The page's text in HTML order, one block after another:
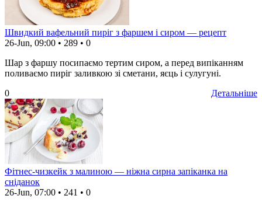
Швидкий вафельний пиріг з фаршем і сиром — рецепт
26-Jun, 09:00 • 289 • 0
Шар з фаршу посипаємо тертим сиром, а перед випіканням
поливаємо пиріг заливкою зі сметани, яєць і сулугуні.
Детальніше
0
Фітнес-чизкейк з малиною — ніжна сирна запіканка на
сніданок
26-Jun, 07:00 • 241 • 0